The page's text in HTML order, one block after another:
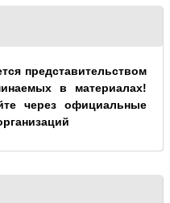
представительством
в материалах!
через официальные